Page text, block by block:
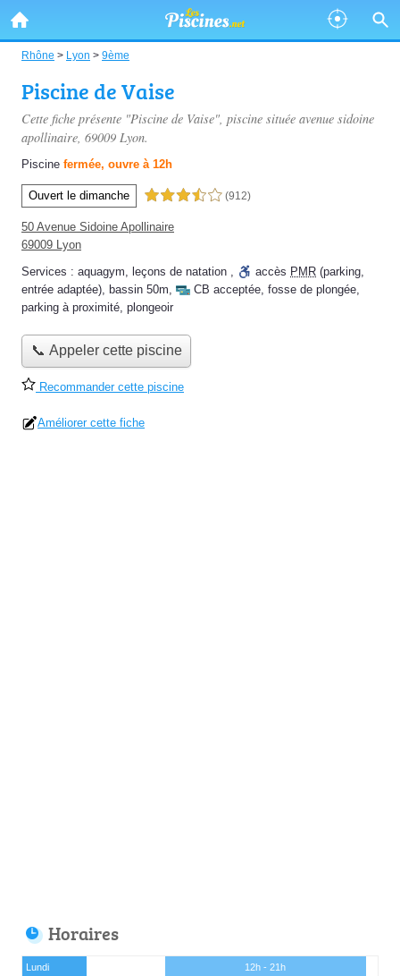
Rhône > Lyon > 9ème
Piscine de Vaise
Cette fiche présente "Piscine de Vaise", piscine située avenue sidoine
apollinaire, 69009 Lyon.
Piscine fermée, ouvre à 12h
Ouvert le dimanche 3,5 étoiles sur 5 (912)
50 Avenue Sidoine Apollinaire
69009 Lyon
Services : aquagym, leçons de natation , accès PMR (parking,
entrée adaptée), bassin 50m, CB acceptée, fosse de plongée,
parking à proximité, plongeoir
📞 Appeler cette piscine
Recommander cette piscine
Améliorer cette fiche
Horaires
Lundi
12h - 21h